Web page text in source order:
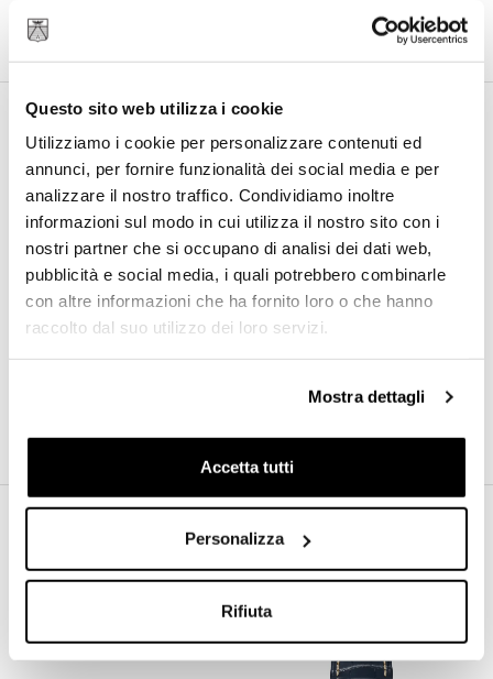
Questo sito web utilizza i cookie
Utilizziamo i cookie per personalizzare contenuti ed
annunci, per fornire funzionalità dei social media e per
analizzare il nostro traffico. Condividiamo inoltre
informazioni sul modo in cui utilizza il nostro sito con i
nostri partner che si occupano di analisi dei dati web,
pubblicità e social media, i quali potrebbero combinarle
con altre informazioni che ha fornito loro o che hanno
raccolto dal suo utilizzo dei loro servizi.
Mostra dettagli
Accetta tutti
Personalizza
Rifiuta
Informazioni aggiuntive
Collezione
LUMINOR: ESSENZA DI PANERAI
Modello
Luminor Base – 44mm
Materiale
Acciaio
Prodotti Correlati